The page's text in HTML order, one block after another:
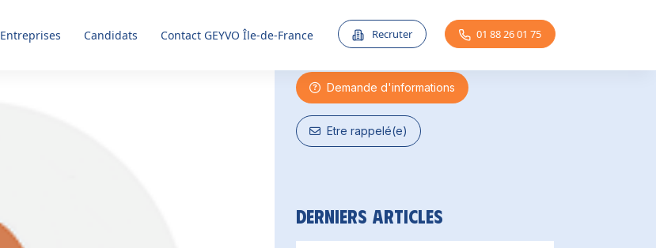
Entreprises Candidats Contact GEYVO Île-de-France Recruter 01 88 26 01 75
Une question ?
Demande d'informations
Etre rappelé(e)
Derniers articles